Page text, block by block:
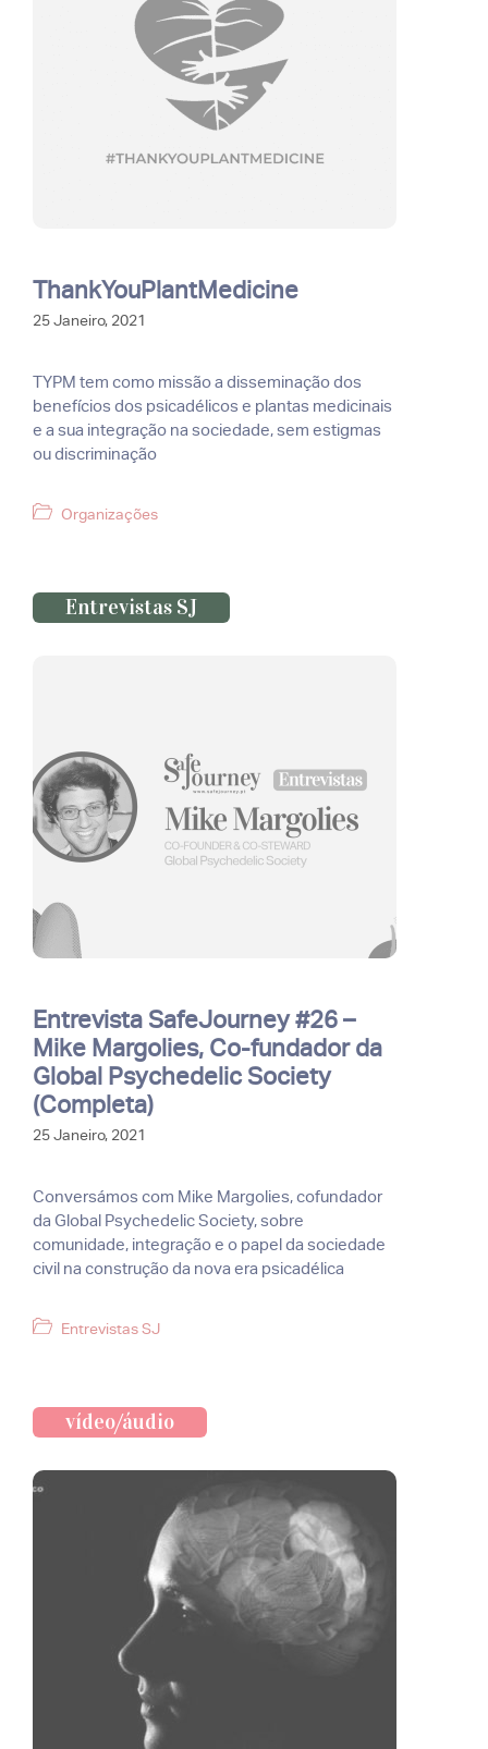
ThankYouPlantMedicine
25 Janeiro, 2021
TYPM tem como missão a disseminação dos
benefícios dos psicadélicos e plantas medicinais
e a sua integração na sociedade, sem estigmas
ou discriminação
Categorias
Organizações
Entrevistas SJ
Entrevista SafeJourney #26 –
Mike Margolies, Co-fundador da
Global Psychedelic Society
(Completa)
25 Janeiro, 2021
Conversámos com Mike Margolies, cofundador
da Global Psychedelic Society, sobre
comunidade, integração e o papel da sociedade
civil na construção da nova era psicadélica
Categorias
Entrevistas SJ
vídeo/áudio